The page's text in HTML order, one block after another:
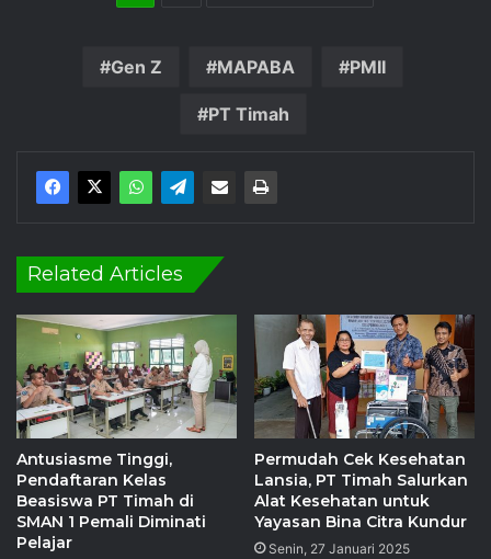
Gen Z MAPABA PMII
PT Timah
Related Articles
Antusiasme Tinggi,
Pendaftaran Kelas
Beasiswa PT Timah di
SMAN 1 Pemali Diminati
Pelajar
Permudah Cek Kesehatan
Lansia, PT Timah Salurkan
Alat Kesehatan untuk
Yayasan Bina Citra Kundur
Senin, 27 Januari 2025